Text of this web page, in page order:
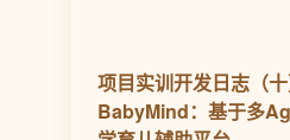
项目实训开发日志（十
BabyMind：基于多